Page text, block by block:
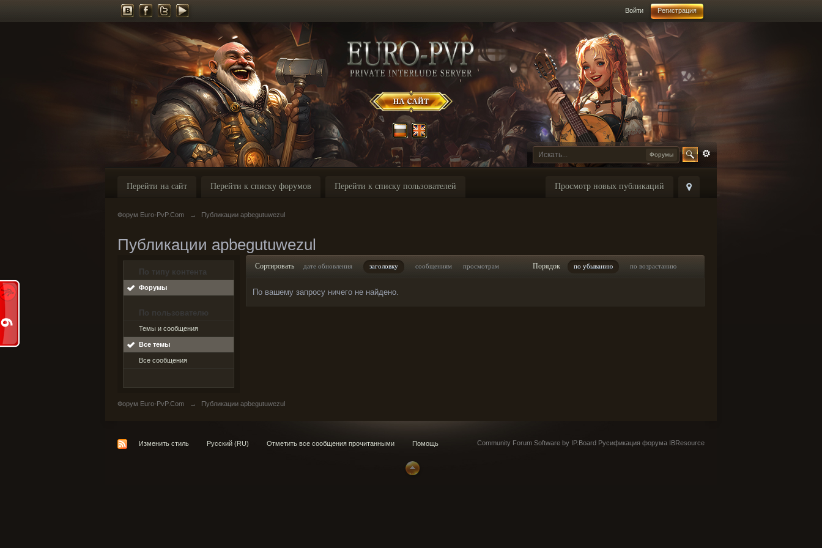
Войти Регистрация
Форумы
Просмотр новых публикаций
Перейти на сайт Перейти к списку форумов Перейти к списку пользователей
Форум Euro-PvP.Com → Публикации apbegutuwezul
Публикации apbegutuwezul
По типу контента
Форумы
По пользователю
Темы и сообщения
Все темы
Все сообщения
Сортировать дате обновления заголовку сообщениям просмотрам Порядок по убыванию по возрастанию
По вашему запросу ничего не найдено.
Форум Euro-PvP.Com → Публикации apbegutuwezul
Изменить стиль Русский (RU) Отметить все сообщения прочитанными Помощь Community Forum Software by IP.Board Русификация форума IBResource